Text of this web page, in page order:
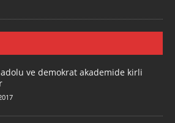
ve demokrat akademide kirli